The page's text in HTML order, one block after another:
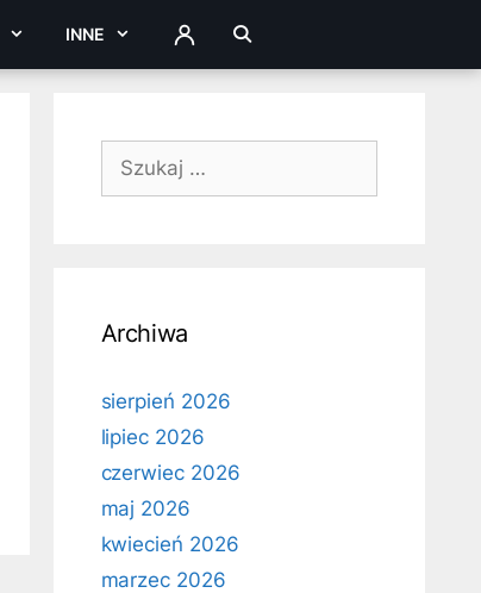
INNE ZALOGUJ
Szukaj:
Archiwa
sierpień 2026
lipiec 2026
czerwiec 2026
maj 2026
kwiecień 2026
marzec 2026